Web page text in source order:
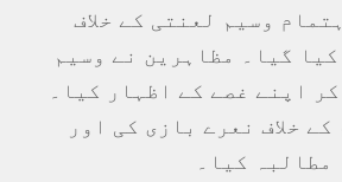
وسیم لعنتی کے خلاف
گیا۔ مظاہرین نے وسیم
کر اپنے غصے کے اظہار کیا۔
خلاف نعرے بازی کی اور
مطالبہ کیا۔